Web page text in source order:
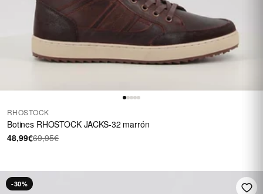
RHOSTOCK
Botines RHOSTOCK JACKS-32 marrón
48,99€69,95€
-30%